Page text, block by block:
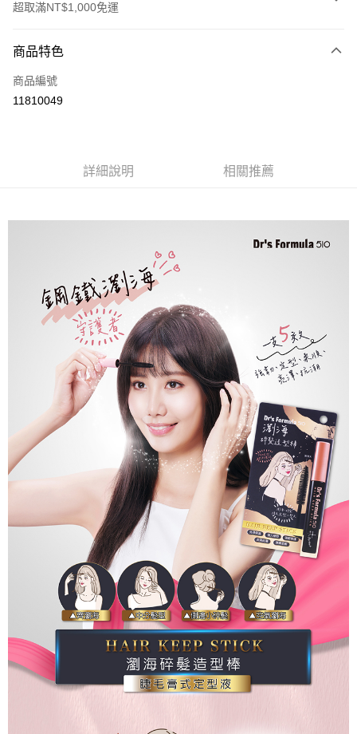
超取滿NT$1,000免運
信用卡一次付款
信用卡分期付款
上海商業儲蓄銀行
台北富邦商業銀行
遠東國際商業銀行
台新國際商業銀行
台灣樂天信用卡公司
Google Pay
大哥付你分期
【大哥付你分期使用說明】
1.本服務由台灣大哥大提供，台灣大哥大用戶可立即使用無須另外申請。
2.付款方式選擇「大哥付你分期」，訂單成立後會自動跳轉到大哥付的交易
流程，驗證手機門號後，選擇欲分期的期數、繳款截止日，確認付款後即完
成交易。
3.實際核准額度、可分期數及費用金額請依後續交易確認頁面所載為準。
4.訂單成立30分鐘內，如未前往確認交易或遇審核未通過，訂單將自動取
消。如遇「轉專審核」未通過狀況，表示未達大哥付你分期系統評分，恕無
1.分期款項不併入電信帳單，「大哥付你分期」於每月結算日後寄送繳費提
2.透過簡訊連結打開帳單後，可選擇「超商條碼／台灣大直營門市／銀行轉
帳／街口支付／iPASS MONEY」等通路繳費。
【注意事項】
1.本服務係由「台灣大哥大股份有限公司」（以下簡稱本公司）所提供，讓
用戶於交易時，得透過本服務購買商品或服務，並由商店將買賣／分期付款
買賣價金債權讓與本公司後，依約使用本公司帳單繳交帳款。
2.基於同意付款使用「大哥付你分期」之契約關係目的，商店將以您的個人
資料（包含姓名、電話或地址）提供予台灣大哥大進項蒐集、處理及利用，
由本公司與您本人進行分期帳單所需資料之確認、核對及更正。
3.完整用戶服務條款，請詳閱以下連結：https://oppay.tw/userRule
AFTEE先享後付
【關於「AFTEE先享後付」】
AFTEE先享後付是「在收到商品之後才付款」的支付方式。 讓您購物簡單
便利好安心！
１．簡單：不需註冊會員、不需綁卡、不需儲值。
２．便利：只要手機號碼，簡訊認證，即可結帳。
３．安心：先確認商品／服務後，再付款。
【「AFTEE先享後付」結帳流程】
１．於結帳方式選擇「AFTEE先享後付」後，將跳轉至「AFTEE先享後付」
結帳頁面，進行簡訊認證並確認金額後，即可完成結帳。
２．訂單成立數日內，您將收到繳費通知簡訊。
３．收到繳費通知簡訊後14天內，點擊此簡訊中的連結，可透過四大超商／
ATM／網路銀行／等多元方式進行付款，方視為交易完成。
※ 請注意：結帳手續完成當下不需立刻繳費，但若您需要取消訂單，請聯絡
購買商品的店家。未經商家同意取消之訂單仍視為有效，需透過AFTEE先享
後付繳納相關費用。
※ 交易是否成功請以「AFTEE先享後付 」之結帳頁面顯示為準，若有關於
是否繳費成功／繳費後需取消欲退款等相關疑問，請聯繫「AFTEE先享後付
客戶支援中心」
https://netprotections.freshdesk.com/support/home
易，需依本服務之必要範圍內提供個人資料，並將交易相關給付款項請求債
Hami Point
相關說明
「Hami Point」為中華電信所提供之點數服務，可於會員專區綁定中華電信
會員帳號後，即可在購物車使用 Hami Point 折抵消費金額 (1點等於1元)。
ATM付款
全家取貨付款
每筆NT$90，滿NT$1,000(含以上)免運費
付款後全家取貨
每筆NT$90，滿NT$1,000(含以上)免運費
萊爾富取貨付款
每筆NT$90，滿NT$1,000(含以上)免運費
商品特色
商品編號
11810049
詳細說明 相關推薦